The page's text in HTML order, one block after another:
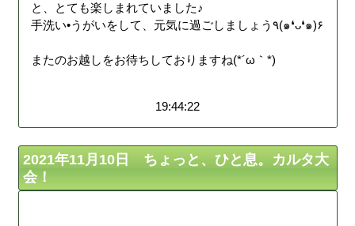
と、とても楽しまれていました♪
手洗い•うがいをして、元気に過ごしましょう٩(๑❛ᴗ❛๑)۶
またのお越しをお待ちしておりますね(*´ω｀*)
19:44:22
2021年11月10日 ちょっと、ひと息。カルタ大
会！